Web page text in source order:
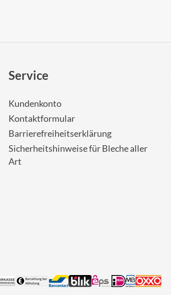
Service
Kundenkonto
Kontaktformular
Barrierefreiheitserklärung
Sicherheitshinweise für Bleche aller
Art